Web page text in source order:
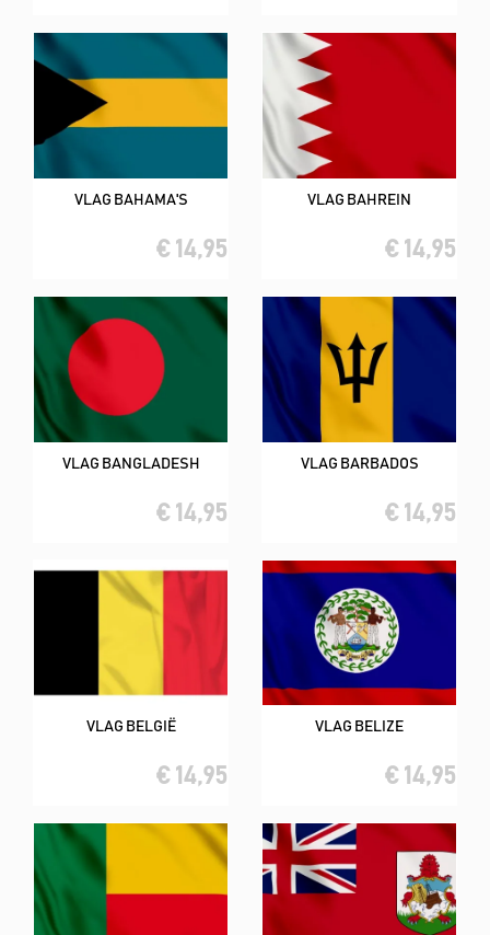
VLAG BAHAMA'S
€ 14,95
VLAG BAHREIN
€ 14,95
VLAG BANGLADESH
€ 14,95
VLAG BARBADOS
€ 14,95
VLAG BELGIË
€ 14,95
VLAG BELIZE
€ 14,95